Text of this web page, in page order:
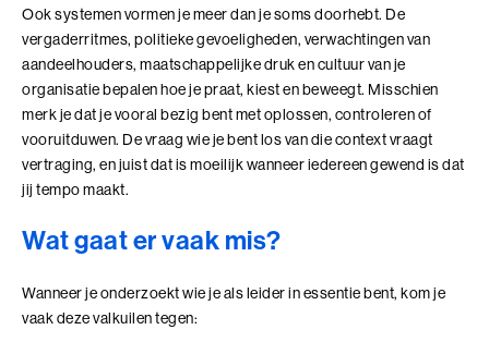
Alle trainingen
Authentiek Profileren
Authentiek Profileren (BaakBoost)
Beïnvloeden, Leiden, Positioneren
Coachend Leiderschap (BaakBoost)
Plan eenvoudig een vrijblijvend adviesgesprek in en dan
verkennen we samen de mogelijkheden die passen bij
jouw vraag of organisatie.
Adviesgesprek Incompany
Ook systemen vormen je meer dan je soms doorhebt. De
vergaderritmes, politieke gevoeligheden, verwachtingen van
aandeelhouders, maatschappelijke druk en cultuur van je
organisatie bepalen hoe je praat, kiest en beweegt. Misschien
merk je dat je vooral bezig bent met oplossen, controleren of
vooruitduwen. De vraag wie je bent los van die context vraagt
vertraging, en juist dat is moeilijk wanneer iedereen gewend is dat
jij tempo maakt.
Wat gaat er vaak mis?
Wanneer je onderzoekt wie je als leider in essentie bent, kom je
vaak deze valkuilen tegen: